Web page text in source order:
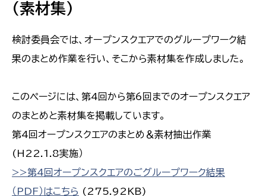
（素材集）
検討委員会では、オープンスクエアでのグループワーク結
果のまとめ作業を行い、そこから素材集を作成しました。
このページには、第4回から第6回までのオープンスクエア
のまとめと素材集を掲載しています。
第4回オープンスクエアのまとめ＆素材抽出作業
(H22.1.8実施）
>>第4回オープンスクエアのごグループワーク結果
（PDF）はこちら (275.92KB)